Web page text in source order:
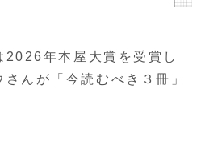
2026年本屋大賞を受賞し
んが「今読むべき３冊」